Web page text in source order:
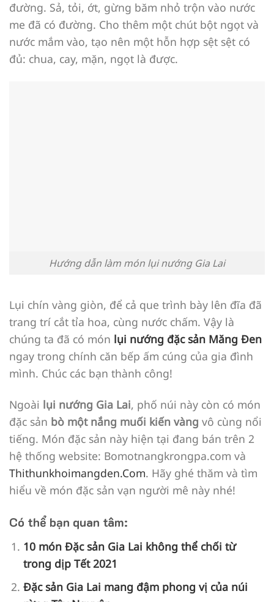
đường. Sả, tỏi, ớt, gừng băm nhỏ trộn vào nước
me đã có đường. Cho thêm một chút bột ngọt và
nước mắm vào, tạo nên một hỗn hợp sệt sệt có
đủ: chua, cay, mặn, ngọt là được.
Hướng dẫn làm món lụi nướng Gia Lai
Lụi chín vàng giòn, để cả que trình bày lên đĩa đã
trang trí cắt tỉa hoa, cùng nước chấm. Vậy là
chúng ta đã có món lụi nướng đặc sản Măng Đen
ngay trong chính căn bếp ấm cúng của gia đình
mình. Chúc các bạn thành công!
Ngoài lụi nướng Gia Lai, phố núi này còn có món
đặc sản bò một nắng muối kiến vàng vô cùng nổi
tiếng. Món đặc sản này hiện tại đang bán trên 2
hệ thống website: Bomotnangkrongpa.com và
Thithunkhoimangden.Com. Hãy ghé thăm và tìm
hiểu về món đặc sản vạn người mê này nhé!
Có thể bạn quan tâm:
10 món Đặc sản Gia Lai không thể chối từ
trong dịp Tết 2021
Đặc sản Gia Lai mang đậm phong vị của núi